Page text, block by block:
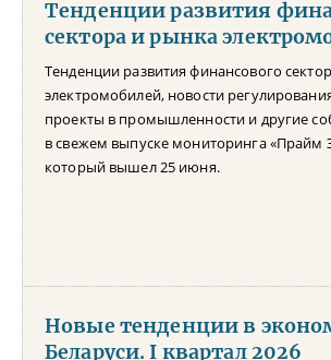
Тенденции развития
сектора и рынка
Тенденции развития финансового
электромобилей, новости
проекты в промышленности и другие
в свежем выпуске мониторинга «Прайм
который вышел 25 июня.
Новые тенденции в
Беларуси. I квартал 2026